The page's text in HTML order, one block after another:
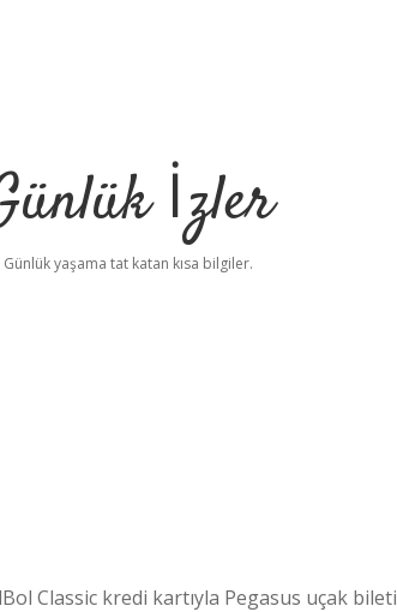
İzler
Günlük yaşama tat katan kısa bilgiler.
Classic kredi kartıyla Pegasus uçak bileti